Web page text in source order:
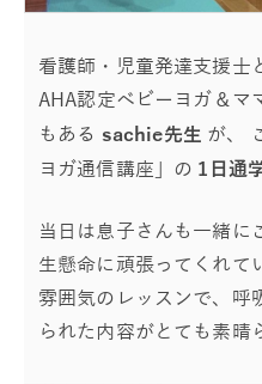
看護師・児童発達支援士
AHA認定ベビーヨガ＆マ
もある sachie先生 が、
ヨガ通信講座」の 1日通
当日は息子さんも一緒に
生懸命に頑張ってくれて
雰囲気のレッスンで、呼
られた内容がとても素晴